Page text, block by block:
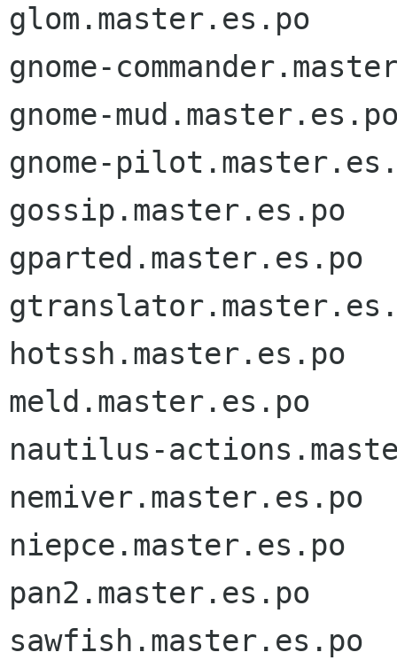
glom.master.es.po
gnome-
gnome-
gnome-
gossip.master.es.po
gparted.master.es.po
hotssh.master.es.po
meld.master.es.po
nautilus-
nemiver.master.es.po
niepce.master.es.po
pan2.master.es.po
sawfish.master.es.po